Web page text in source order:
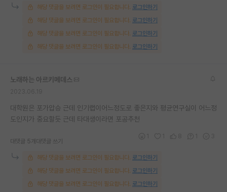
해당 댓글을 보려면 로그인이 필요합니다. 로그인하기
해당 댓글을 보려면 로그인이 필요합니다. 로그인하기
해당 댓글을 보려면 로그인이 필요합니다. 로그인하기
해당 댓글을 보려면 로그인이 필요합니다. 로그인하기
노래하는 아르키메데스
대학원은 포가압승 근데 인기랩이어느정도로 좋은지와 평균연구실이 어느정
도인지가 중요할듯 근데 타대생이라면 포공추천
대댓글 5개 대댓글 쓰기
해당 댓글을 보려면 로그인이 필요합니다. 로그인하기
해당 댓글을 보려면 로그인이 필요합니다. 로그인하기
해당 댓글을 보려면 로그인이 필요합니다. 로그인하기